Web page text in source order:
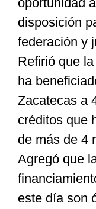
disposición
federación y
Refirió que
ha
Zacatecas a
créditos que
de más de 4
Agregó que
este día son